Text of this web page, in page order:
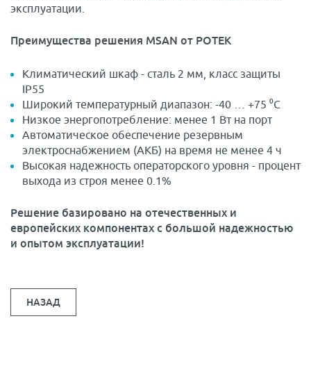
эксплуатации.
Преимущества решения MSAN от РОТЕК
Климатический шкаф - сталь 2 мм, класс защиты
IP55
Широкий температурный диапазон: -40 … +75 ⁰С
Низкое энергопотребление: менее 1 Вт на порт
Автоматическое обеспечение резервным
электроснабжением (АКБ) на время не менее 4 ч
Высокая надежность операторского уровня - процент
выхода из строя менее 0.1%
Решение базировано на отечественных и
европейских компонентах с большой надежностью
и опытом эксплуатации!
НАЗАД